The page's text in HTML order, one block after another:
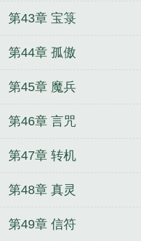
第43章 宝箓
第44章 孤傲
第45章 魔兵
第46章 言咒
第47章 转机
第48章 真灵
第49章 信符